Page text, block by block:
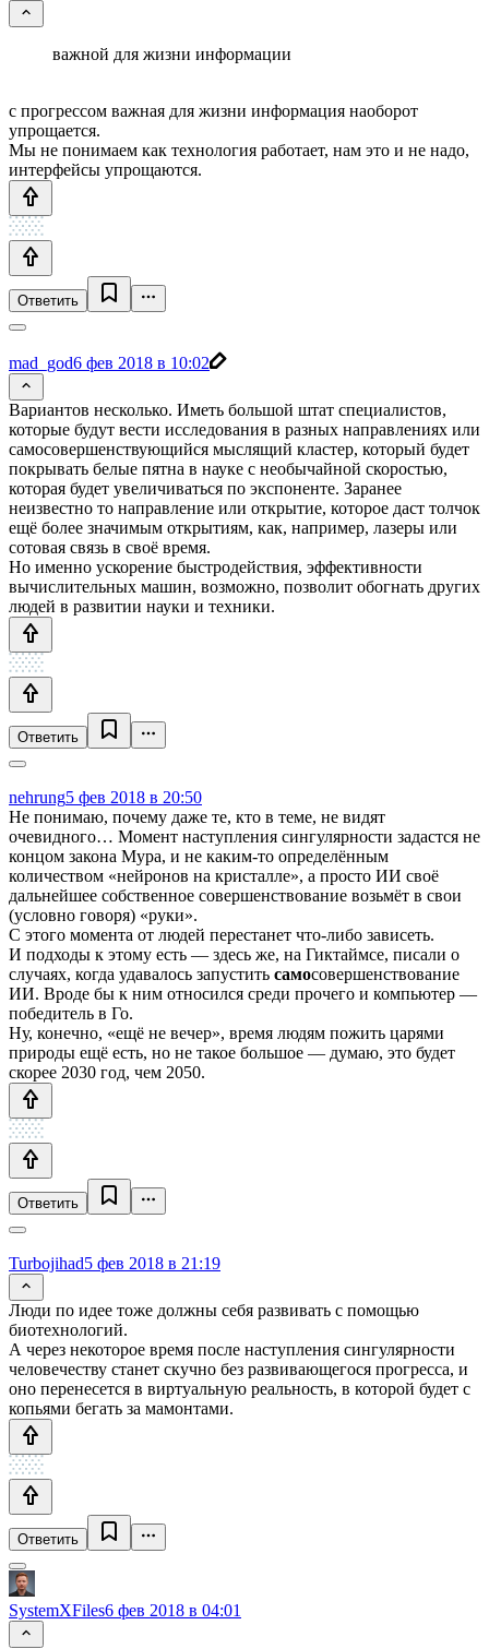
важной для жизни информации
с прогрессом важная для жизни информация наоборот
упрощается.
Мы не понимаем как технология работает, нам это и не надо,
интерфейсы упрощаются.
Ответить
mad_god6 фев 2018 в 10:02
Вариантов несколько. Иметь большой штат специалистов,
которые будут вести исследования в разных направлениях или
самосовершенствующийся мыслящий кластер, который будет
покрывать белые пятна в науке с необычайной скоростью,
которая будет увеличиваться по экспоненте. Заранее
неизвестно то направление или открытие, которое даст толчок
ещё более значимым открытиям, как, например, лазеры или
сотовая связь в своё время.
Но именно ускорение быстродействия, эффективности
вычислительных машин, возможно, позволит обогнать других
людей в развитии науки и техники.
Ответить
nehrung5 фев 2018 в 20:50
Не понимаю, почему даже те, кто в теме, не видят
очевидного… Момент наступления сингулярности задастся не
концом закона Мура, и не каким-то определённым
количеством «нейронов на кристалле», а просто ИИ своё
дальнейшее собственное совершенствование возьмёт в свои
(условно говоря) «руки».
С этого момента от людей перестанет что-либо зависеть.
И подходы к этому есть — здесь же, на Гиктаймсе, писали о
случаях, когда удавалось запустить самосовершенствование
ИИ. Вроде бы к ним относился среди прочего и компьютер —
победитель в Го.
Ну, конечно, «ещё не вечер», время людям пожить царями
природы ещё есть, но не такое большое — думаю, это будет
скорее 2030 год, чем 2050.
Ответить
Turbojihad5 фев 2018 в 21:19
Люди по идее тоже должны себя развивать с помощью
биотехнологий.
А через некоторое время после наступления сингулярности
человечеству станет скучно без развивающегося прогресса, и
оно перенесется в виртуальную реальность, в которой будет с
копьями бегать за мамонтами.
Ответить
SystemXFiles6 фев 2018 в 04:01